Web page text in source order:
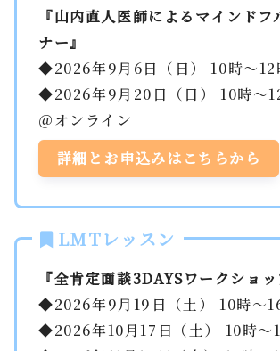
『山内直人医師によるマインドフ
ナー』
◆2026年9月6日（日） 10時～12
◆2026年9月20日（日） 10時～
＠オンライン
詳細とお申込みはこちらから
LMTレッスン
『全肯定面談3DAYSワークショッ
◆2026年9月19日（土） 10時～
◆2026年10月17日（土） 10時～